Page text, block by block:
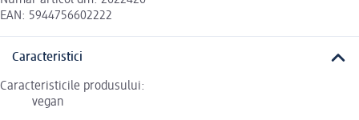
EAN: 5944756602222
Caracteristici
Caracteristicile produsului:
vegan